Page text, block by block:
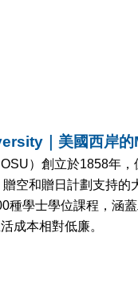
｜美國西岸的
）創立於1858年
空和贈日計劃支持
種學士學位課程，涵
成本相對低廉。